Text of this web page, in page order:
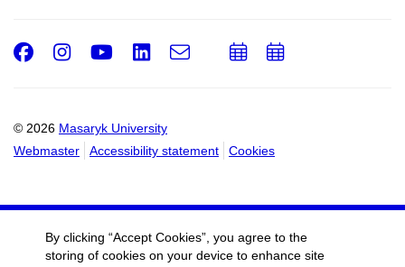
© 2026 Masaryk University
Webmaster
Accessibility statement Cookies
Facebook
Instagram
Youtube
LinkedIn
e-
AddAdd
By clicking “Accept Cookies”, you agree to the
storing of cookies on your device to enhance site